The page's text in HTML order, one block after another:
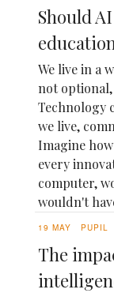
Should
We live in a
not
Technology
we live,
Imagine
every
computer,
wouldn't
19 MAY PUPIL
The